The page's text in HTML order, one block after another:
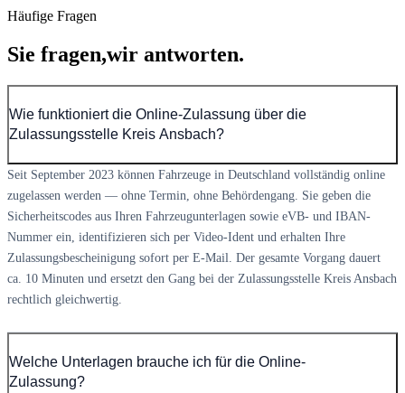
Häufige Fragen
Sie fragen,wir antworten.
Wie funktioniert die Online-Zulassung über die
Zulassungsstelle Kreis Ansbach?
Seit September 2023 können Fahrzeuge in Deutschland vollständig online
zugelassen werden — ohne Termin, ohne Behördengang. Sie geben die
Sicherheitscodes aus Ihren Fahrzeugunterlagen sowie eVB- und IBAN-
Nummer ein, identifizieren sich per Video-Ident und erhalten Ihre
Zulassungsbescheinigung sofort per E-Mail. Der gesamte Vorgang dauert
ca. 10 Minuten und ersetzt den Gang bei der Zulassungsstelle Kreis Ansbach
rechtlich gleichwertig.
Welche Unterlagen brauche ich für die Online-
Zulassung?